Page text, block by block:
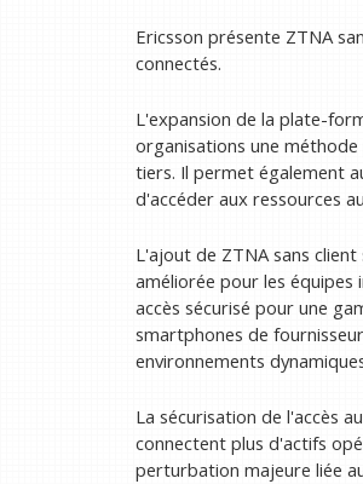
Ericsson présente ZTNA
connectés.
L'expansion de la plate-
organisations une
tiers. Il permet également
d'accéder aux ressources
L'ajout de ZTNA sans
améliorée pour les équipes
accès sécurisé pour une
smartphones de
environnements
La sécurisation de l'accès
connectent plus d'actifs
perturbation majeure liée